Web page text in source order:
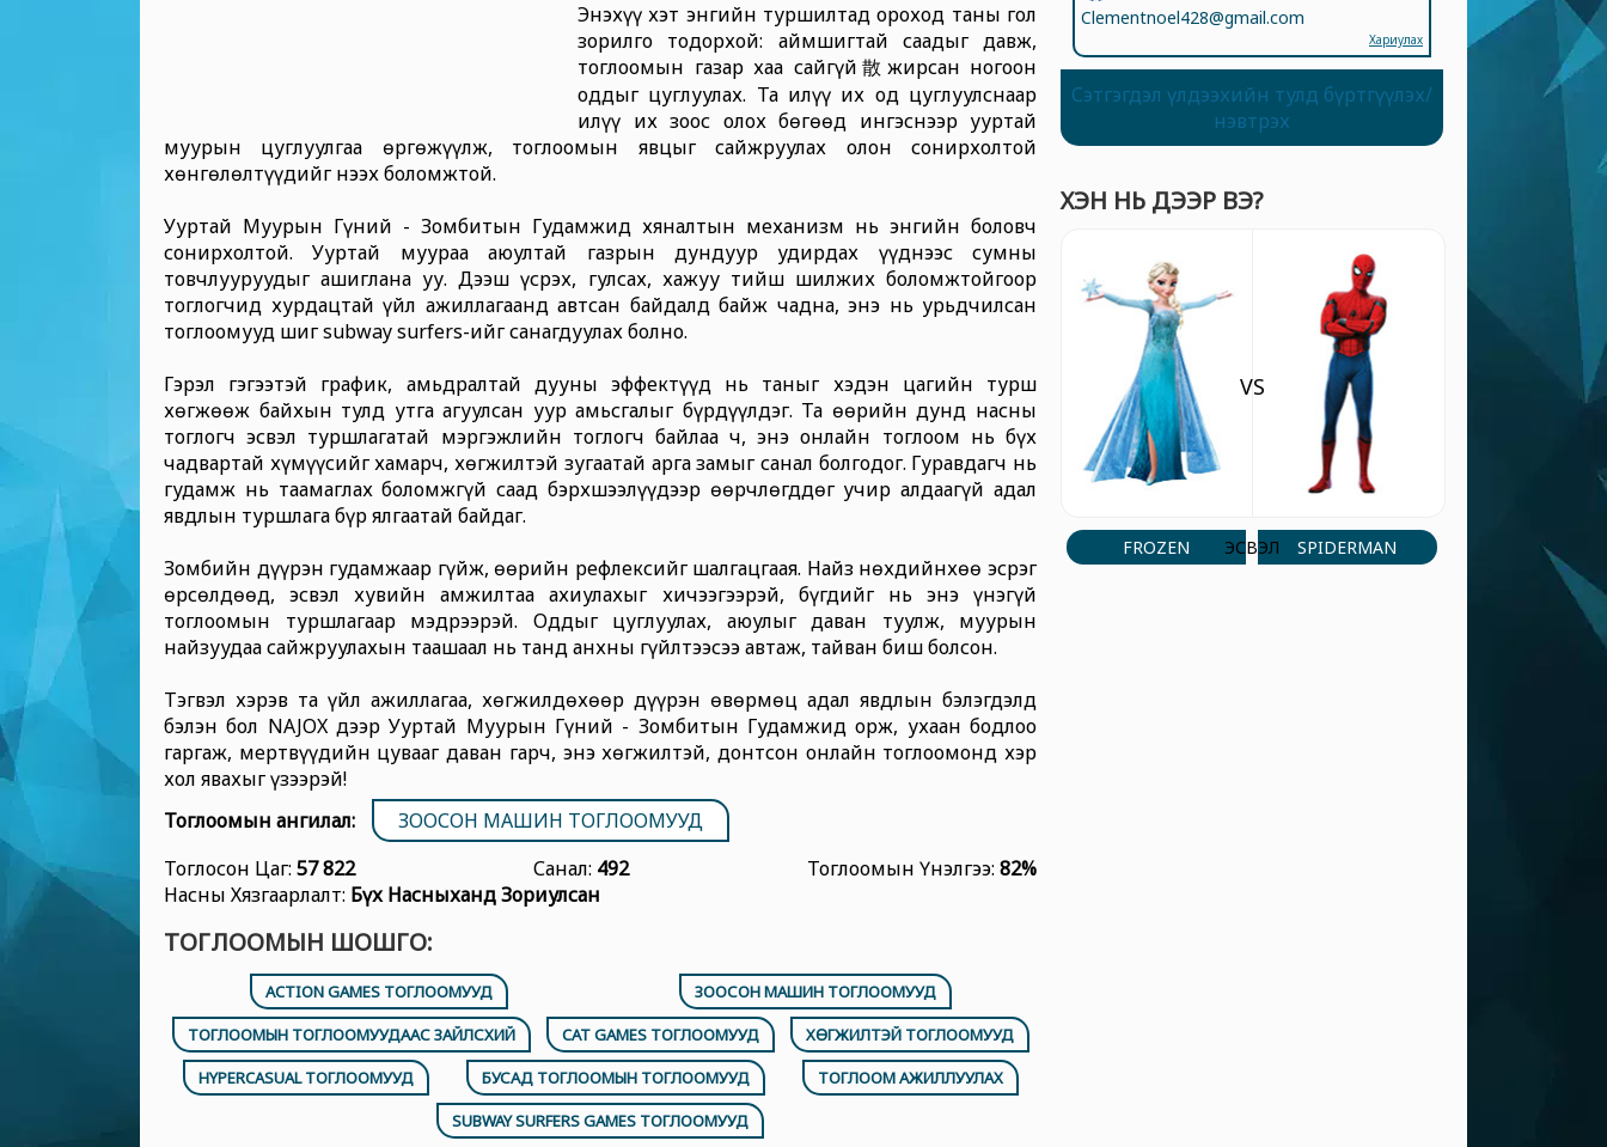
Энэхүү хэт энгийн туршилтад ороход таны гол
зорилго тодорхой: аймшигтай саадыг давж,
тоглоомын газар хаа сайгүй散жирсан ногоон
оддыг цуглуулах. Та илүү их од цуглуулснаар
илүү их зоос олох бөгөөд ингэснээр ууртай
муурын цуглуулгаа өргөжүүлж, тоглоомын явцыг сайжруулах олон сонирхолтой
хөнгөлөлтүүдийг нээх боломжтой.
Ууртай Муурын Гүний - Зомбитын Гудамжид хяналтын механизм нь энгийн боловч
сонирхолтой. Ууртай муураа аюултай газрын дундуур удирдах үүднээс сумны
товчлууруудыг ашиглана уу. Дээш үсрэх, гулсах, хажуу тийш шилжих боломжтойгоор
тоглогчид хурдацтай үйл ажиллагаанд автсан байдалд байж чадна, энэ нь урьдчилсан
тоглоомууд шиг subway surfers-ийг санагдуулах болно.
Гэрэл гэгээтэй график, амьдралтай дууны эффектүүд нь таныг хэдэн цагийн турш
хөгжөөж байхын тулд утга агуулсан уур амьсгалыг бүрдүүлдэг. Та өөрийн дунд насны
тоглогч эсвэл туршлагатай мэргэжлийн тоглогч байлаа ч, энэ онлайн тоглоом нь бүх
чадвартай хүмүүсийг хамарч, хөгжилтэй зугаатай арга замыг санал болгодог. Гуравдагч нь
гудамж нь таамаглах боломжгүй саад бэрхшээлүүдээр өөрчлөгддөг учир алдаагүй адал
явдлын туршлага бүр ялгаатай байдаг.
Зомбийн дүүрэн гудамжаар гүйж, өөрийн рефлексийг шалгацгаая. Найз нөхдийнхөө эсрэг
өрсөлдөөд, эсвэл хувийн амжилтаа ахиулахыг хичээгээрэй, бүгдийг нь энэ үнэгүй
тоглоомын туршлагаар мэдрээрэй. Оддыг цуглуулах, аюулыг даван туулж, муурын
найзуудаа сайжруулахын таашаал нь танд анхны гүйлтээсээ автаж, тайван биш болсон.
Тэгвэл хэрэв та үйл ажиллагаа, хөгжилдөхөөр дүүрэн өвөрмөц адал явдлын бэлэгдэлд
бэлэн бол NAJOX дээр Ууртай Муурын Гүний - Зомбитын Гудамжид орж, ухаан бодлоо
гаргаж, мертвүүдийн цувааг даван гарч, энэ хөгжилтэй, донтсон онлайн тоглоомонд хэр
хол явахыг үзээрэй!
Тоглоомын ангилал:
ЗООСОН МАШИН ТОГЛООМУУД
Тоглосон Цаг: 57 822 Санал: 492 Тоглоомын Үнэлгээ: 82%
Насны Хязгаарлалт: Бүх Насныханд Зориулсан
ТОГЛООМЫН ШОШГО:
ACTION GAMES ТОГЛООМУУД
ЗООСОН МАШИН ТОГЛООМУУД
ТОГЛООМЫН ТОГЛООМУУДААС ЗАЙЛСХИЙ
CAT GAMES ТОГЛООМУУД
ХӨГЖИЛТЭЙ ТОГЛООМУУД
HYPERCASUAL ТОГЛООМУУД
БУСАД ТОГЛООМЫН ТОГЛООМУУД
ТОГЛООМ АЖИЛЛУУЛАХ
SUBWAY SURFERS GAMES ТОГЛООМУУД
Clementnoel428@gmail.com
Хариулах
Сэтгэгдэл үлдээхийн тулд бүртгүүлэх/
нэвтрэх
ХЭН НЬ ДЭЭР ВЭ?
FROZEN
VS
ЭСВЭЛ SPIDERMAN